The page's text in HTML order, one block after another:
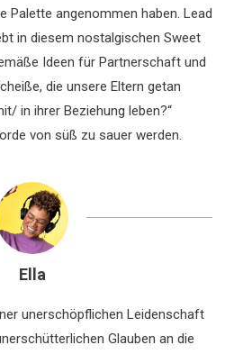
Palette angenommen haben. Lead
in diesem nostalgischen Sweet
Ideen für Partnerschaft und
die unsere Eltern getan
in ihrer Beziehung leben?“
von süß zu sauer werden.
Ella
unerschöpflichen Leidenschaft
Glauben an die